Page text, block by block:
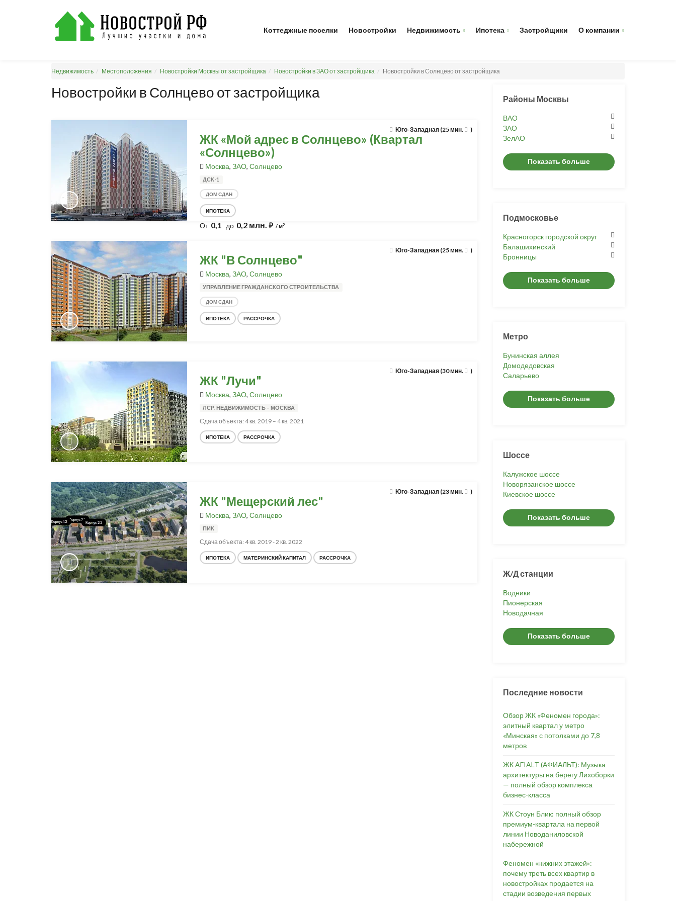
Коттеджные поселки Новостройки Недвижимость Ипотека Застройщики О компании
Недвижимость Местоположения Новостройки Москвы от застройщика Новостройки в ЗАО от застройщика Новостройки в Солнцево от застройщика
Новостройки в Солнцево от застройщика
Юго-Западная (25 мин. )
ЖК «Мой адрес в Солнцево» (Квартал
«Солнцево»)
Москва, ЗАО, Солнцево
ДСК-1
ДОМ СДАН
ИПОТЕКА
От 0,1 до 0,2 млн. ⃏ / м2
Юго-Западная (25 мин. )
ЖК "В Солнцево"
Москва, ЗАО, Солнцево
УПРАВЛЕНИЕ ГРАЖДАНСКОГО СТРОИТЕЛЬСТВА
ДОМ СДАН
ИПОТЕКА РАССРОЧКА
Юго-Западная (30 мин. )
ЖК "Лучи"
Москва, ЗАО, Солнцево
ЛСР. НЕДВИЖИМОСТЬ – МОСКВА
Сдача объекта: 4 кв. 2019 – 4 кв. 2021
ИПОТЕКА РАССРОЧКА
Юго-Западная (23 мин. )
ЖК "Мещерский лес"
Москва, ЗАО, Солнцево
ПИК
Сдача объекта: 4 кв. 2019 - 2 кв. 2022
ИПОТЕКА МАТЕРИНСКИЙ КАПИТАЛ РАССРОЧКА
Районы Москвы
ВАО
ЗАО
ЗелАО
Показать больше
Подмосковье
Красногорск городской округ
Балашихинский
Бронницы
Показать больше
Метро
Бунинская аллея
Домодедовская
Саларьево
Показать больше
Шоссе
Калужское шоссе
Новорязанское шоссе
Киевское шоссе
Показать больше
Ж/Д станции
Водники
Пионерская
Новодачная
Показать больше
Последние новости
Обзор ЖК «Феномен города»:
элитный квартал у метро
«Минская» с потолками до 7,8
метров
ЖК AFIALT (АФИАЛЬТ): Музыка
архитектуры на берегу Лихоборки
— полный обзор комплекса
бизнес-класса
ЖК Стоун Блик: полный обзор
премиум-квартала на первой
линии Новоданиловской
набережной
Феномен «нижних этажей»:
почему треть всех квартир в
новостройках продается на
стадии возведения первых